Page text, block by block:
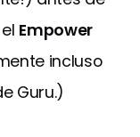
Empower
incluso
Guru.)